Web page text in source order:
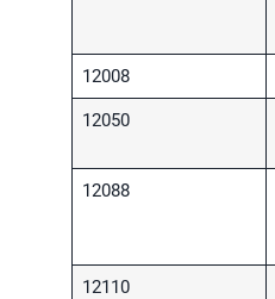
12008
12050
12088
12110